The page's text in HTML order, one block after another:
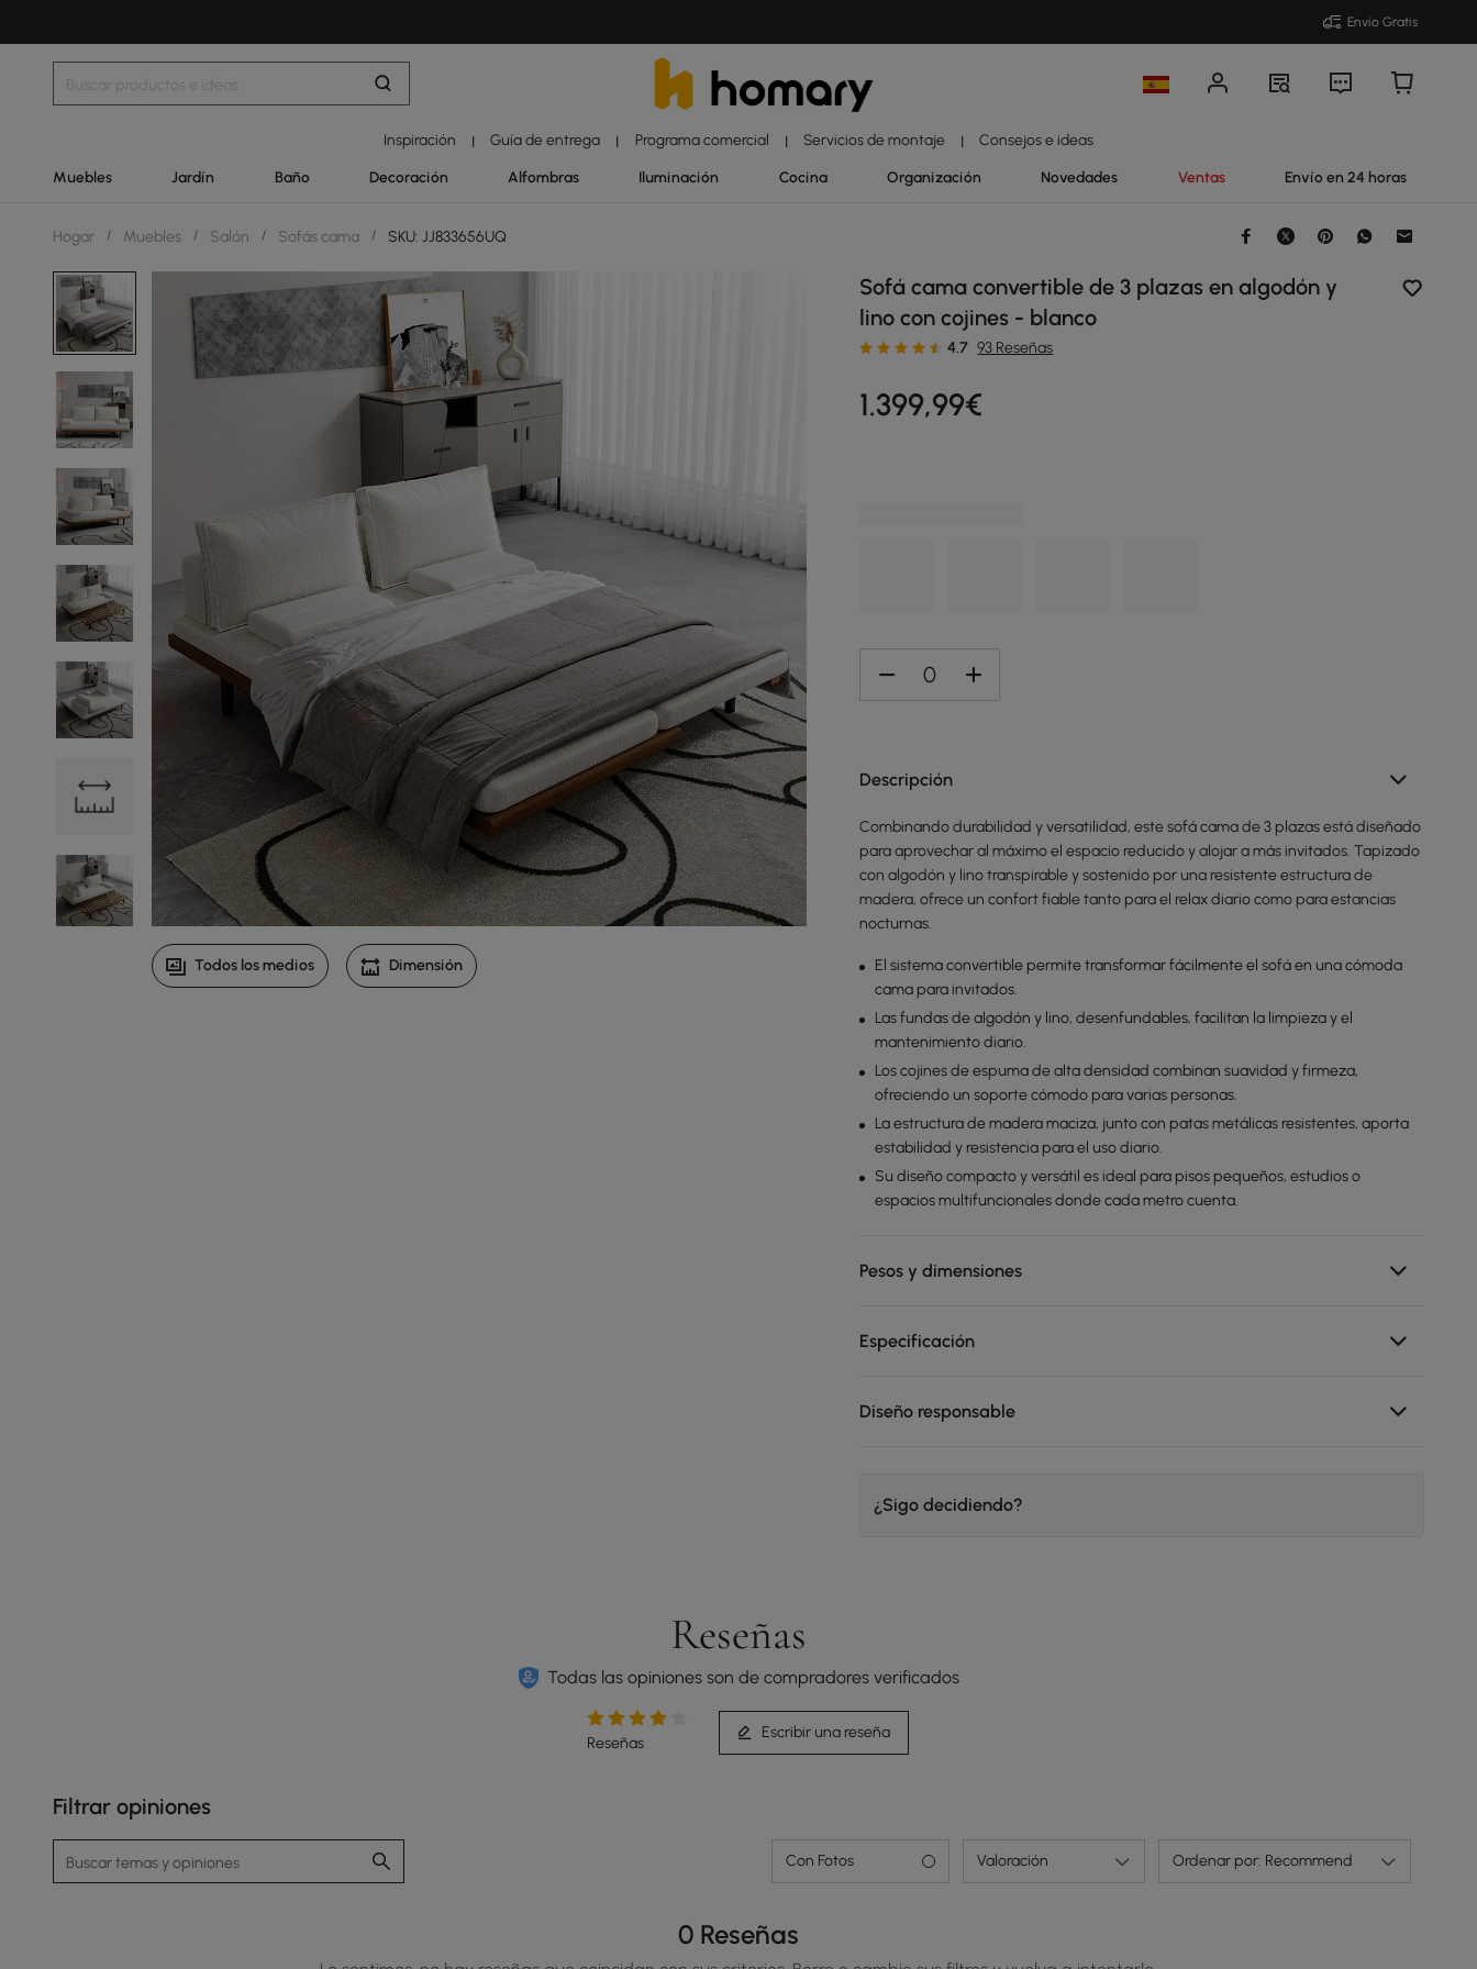
Envío Gratis
Inspiración | Guía de entrega | Programa comercial | Servicios de montaje | Consejos e ideas
Muebles Jardín Baño Decoración Alfombras Iluminación Cocina Organización Novedades Ventas Envío en 24 horas
Hogar / Muebles / Salón / Sofás cama / SKU: JJ833656UQ
Sofá cama convertible de 3 plazas en algodón y
lino con cojines - blanco
4.7 93 Reseñas
1.399,99€
Descripción
Combinando durabilidad y versatilidad, este sofá cama de 3 plazas está diseñado
para aprovechar al máximo el espacio reducido y alojar a más invitados. Tapizado
con algodón y lino transpirable y sostenido por una resistente estructura de
madera, ofrece un confort fiable tanto para el relax diario como para estancias
nocturnas.
El sistema convertible permite transformar fácilmente el sofá en una cómoda
cama para invitados.
Las fundas de algodón y lino, desenfundables, facilitan la limpieza y el
mantenimiento diario.
Los cojines de espuma de alta densidad combinan suavidad y firmeza,
ofreciendo un soporte cómodo para varias personas.
La estructura de madera maciza, junto con patas metálicas resistentes, aporta
estabilidad y resistencia para el uso diario.
Su diseño compacto y versátil es ideal para pisos pequeños, estudios o
espacios multifuncionales donde cada metro cuenta.
Pesos y dimensiones
Especificación
Diseño responsable
¿Sigo decidiendo?
Todos los medios Dimensión
Reseñas
Todas las opiniones son de compradores verificados
Reseñas
Escribir una reseña
Filtrar opiniones
Con Fotos Valoración Ordenar por: Recommend
0 Reseñas